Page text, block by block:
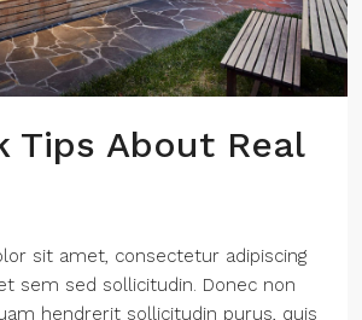
Tips About Real
sit amet, consectetur adipiscing
sem sed sollicitudin. Donec non
hendrerit sollicitudin purus, quis